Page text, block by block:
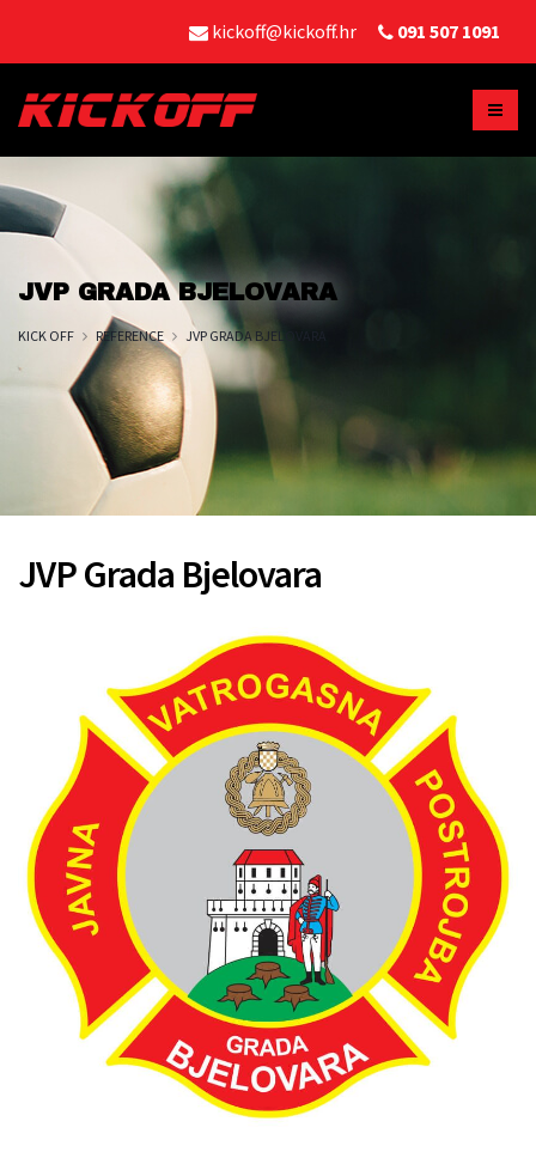
kickoff@kickoff.hr 091 507 1091
JVP GRADA BJELOVARA
KICK OFF REFERENCE JVP GRADA BJELOVARA
JVP Grada Bjelovara